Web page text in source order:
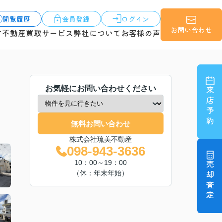
閲覧履歴 会員登録 ログイン
不動産買取サービス弊社について お客様の声 お問い合わせ
来店予約
売却査定
お気軽にお問い合わせください
無料お問い合わせ
株式会社琉美不動産
098-943-3636
10：00～19：00
（休：年末年始）